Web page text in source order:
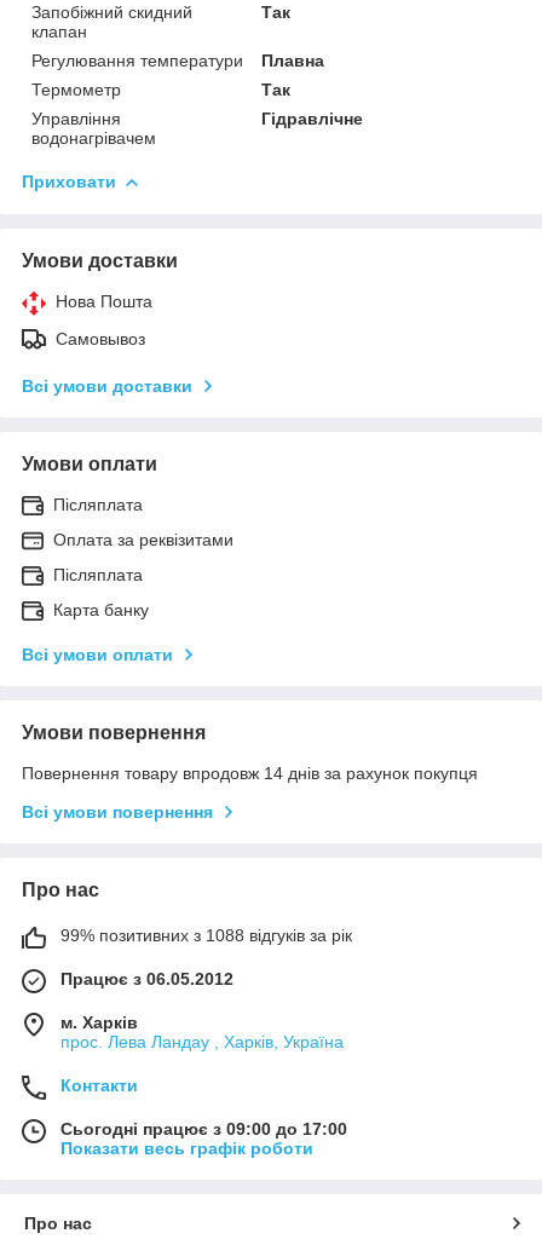
Запобіжний скидний
клапан
Так
Регулювання температури
Плавна
Термометр
Так
Управління
водонагрівачем
Гідравлічне
Приховати
Умови доставки
Нова Пошта
Самовывоз
Всі умови доставки
Умови оплати
Післяплата
Оплата за реквізитами
Післяплата
Карта банку
Всі умови оплати
Умови повернення
Повернення товару впродовж 14 днів за рахунок покупця
Всі умови повернення
Про нас
99% позитивних з 1088 відгуків за рік
Працює з 06.05.2012
м. Харків
прос. Лева Ландау , Харків, Україна
Контакти
Сьогодні працює з 09:00 до 17:00
Показати весь графік роботи
Про нас